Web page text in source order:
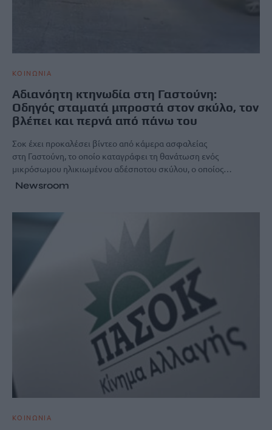
ΚΟΙΝΩΝΙΑ
Αδιανόητη κτηνωδία στη Γαστούνη:
Οδηγός σταματά μπροστά στον σκύλο, τον
βλέπει και περνά από πάνω του
Σοκ έχει προκαλέσει βίντεο από κάμερα ασφαλείας
στη Γαστούνη, το οποίο καταγράφει τη θανάτωση ενός
μικρόσωμου ηλικιωμένου αδέσποτου σκύλου, ο οποίος…
Newsroom
ΚΟΙΝΩΝΙΑ